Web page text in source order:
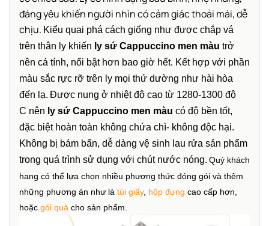
đáng yêu khiến người nhìn có cảm giác thoải mái, dễ
chịu. Kiểu quai phá cách giống như được chắp vá
trên thân ly khiến ly sứ Cappuccino men màu trở
nên cá tính, nổi bật hơn bao giờ hết. Kết hợp với phần
màu sắc rực rỡ trên ly mọi thứ dường như hài hòa
đến lạ. Được nung ở nhiệt độ cao từ 1280-1300 độ
C nên ly sứ Cappuccino men màu có độ bền tốt,
đặc biệt hoàn toàn không chứa chì- không độc hại.
Không bị bám bẩn, dễ dàng vệ sinh lau rửa sản phẩm
trong quá trình sử dụng với chút nước nóng. Quý khách
hang có thể lựa chọn nhiều phương thức đóng gói và thêm
những phương án như là túi giấy, hộp đựng cao cấp hơn,
hoặc gói quà cho sản phẩm.